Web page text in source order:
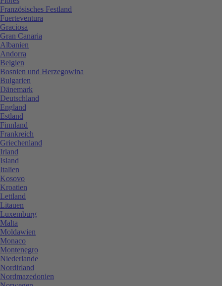
Französisches Festland
Fuerteventura
Graciosa
Gran Canaria
Albanien
Andorra
Belgien
Bosnien und Herzegowina
Bulgarien
Dänemark
Deutschland
England
Estland
Finnland
Frankreich
Griechenland
Irland
Island
Italien
Kosovo
Kroatien
Lettland
Litauen
Luxemburg
Malta
Moldawien
Monaco
Montenegro
Niederlande
Nordirland
Nordmazedonien